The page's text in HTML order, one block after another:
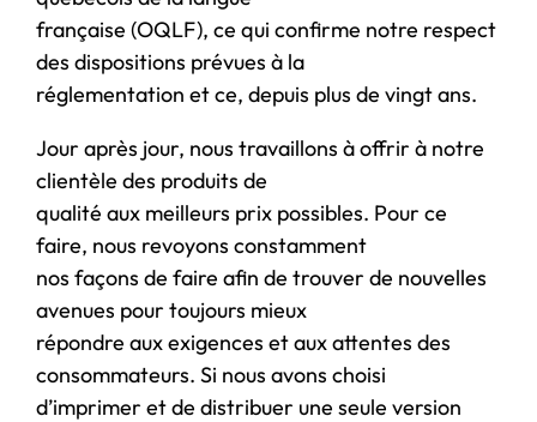
française (OQLF), ce qui confirme notre respect
des dispositions prévues à la
réglementation et ce, depuis plus de vingt ans.
Jour après jour, nous travaillons à offrir à notre
clientèle des produits de
qualité aux meilleurs prix possibles. Pour ce
faire, nous revoyons constamment
nos façons de faire afin de trouver de nouvelles
avenues pour toujours mieux
répondre aux exigences et aux attentes des
consommateurs. Si nous avons choisi
d’imprimer et de distribuer une seule version